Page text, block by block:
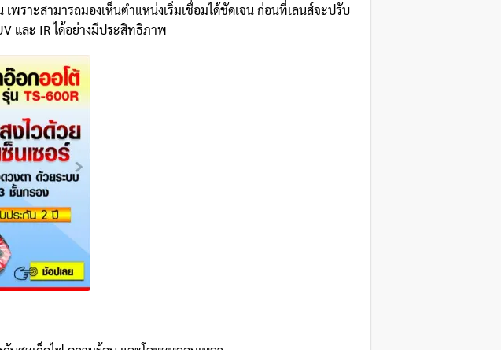
ราะสามารถมองเห็นตำแหน่งเริ่มเชื่อมได้ชัดเจน ก่อนที่เลนส์จะปรับ
และ IR ได้อย่างมีประสิทธิภาพ